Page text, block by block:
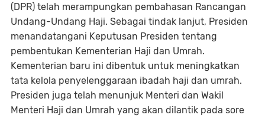
(DPR) telah merampungkan pembahasan Rancangan
Undang-Undang Haji. Sebagai tindak lanjut, Presiden
menandatangani Keputusan Presiden tentang
pembentukan Kementerian Haji dan Umrah.
Kementerian baru ini dibentuk untuk meningkatkan
tata kelola penyelenggaraan ibadah haji dan umrah.
Presiden juga telah menunjuk Menteri dan Wakil
Menteri Haji dan Umrah yang akan dilantik pada sore